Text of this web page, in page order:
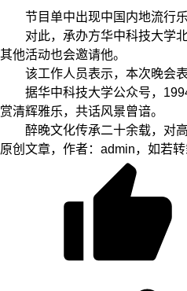
节目单中出现中国内地流行乐
对此，承办方华中科技大学北
其他活动也会邀请他。
该工作人员表示，本次晚会表
据华中科技大学公众号，1994
赏清辉雅乐，共话风景曾谙。
醉晚文化传承二十余载，对高
原创文章，作者：admin，如若